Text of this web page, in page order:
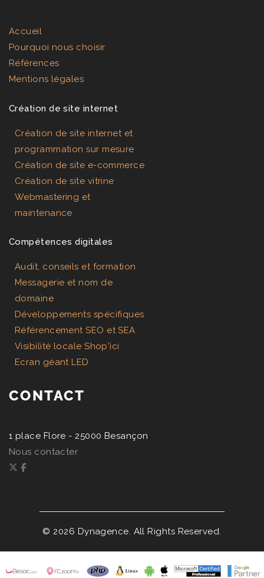
Accueil
Pourquoi nous choisir
Références
Mentions légales
Création de site internet
Création de site internet et
programmation sur mesure
Création de site e-commerce
Création de site vitrine
Webmastering et
maintenance
Compétences digitales
Audit, conseils et formation
Messagerie et nom de
domaine
Développements spécifiques
Référencement SEO et SEA
Visibilité locale Shop'ici
Ecran géant LED
CONTACT
1 place Flore - 25000 Besançon
Nous contacter
© 2026 Dynagence. All Rights Reserved.